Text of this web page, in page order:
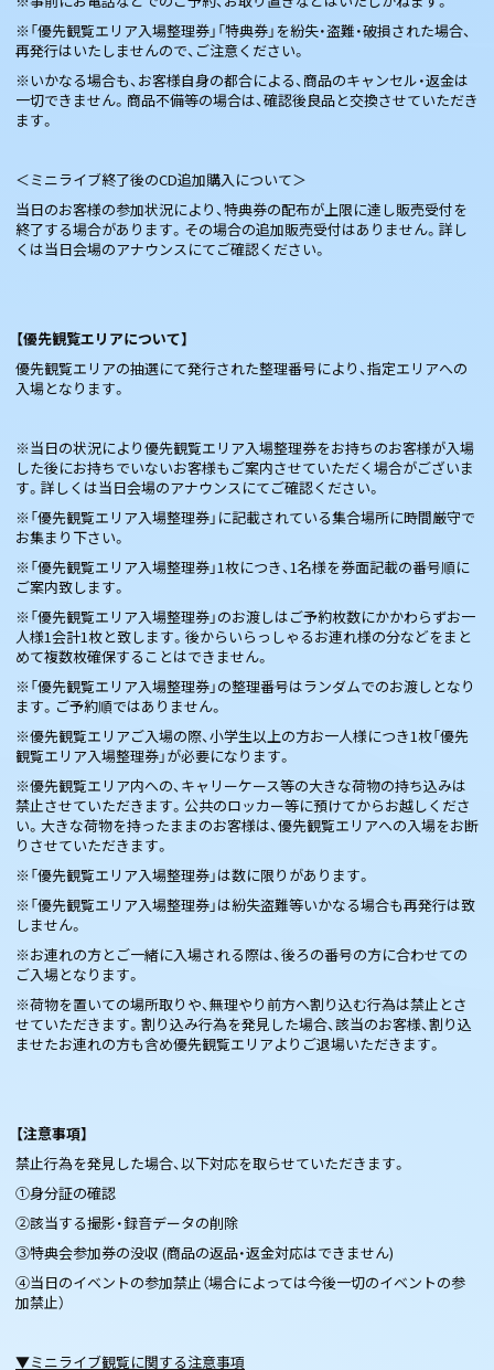
※「優先観覧エリア入場整理券」「特典券」を紛失・盗難・破損された場合、
再発行はいたしませんので、ご注意ください。
※いかなる場合も、お客様自身の都合による、商品のキャンセル・返金は
一切できません。商品不備等の場合は、確認後良品と交換させていただき
ます。
＜ミニライブ終了後のCD追加購入について＞
当日のお客様の参加状況により、特典券の配布が上限に達し販売受付を
終了する場合があります。その場合の追加販売受付はありません。詳し
くは当日会場のアナウンスにてご確認ください。
【優先観覧エリアについて】
優先観覧エリアの抽選にて発行された整理番号により、指定エリアへの
入場となります。
※当日の状況により優先観覧エリア入場整理券をお持ちのお客様が入場
した後にお持ちでいないお客様もご案内させていただく場合がございま
す。詳しくは当日会場のアナウンスにてご確認ください。
※「優先観覧エリア入場整理券」に記載されている集合場所に時間厳守で
お集まり下さい。
※「優先観覧エリア入場整理券」1枚につき、1名様を券面記載の番号順に
ご案内致します。
※「優先観覧エリア入場整理券」のお渡しはご予約枚数にかかわらずお一
人様1会計1枚と致します。後からいらっしゃるお連れ様の分などをまと
めて複数枚確保することはできません。
※「優先観覧エリア入場整理券」の整理番号はランダムでのお渡しとなり
ます。ご予約順ではありません。
※優先観覧エリアご入場の際、小学生以上の方お一人様につき1枚「優先
観覧エリア入場整理券」が必要になります。
※優先観覧エリア内への、キャリーケース等の大きな荷物の持ち込みは
禁止させていただきます。公共のロッカー等に預けてからお越しくださ
い。大きな荷物を持ったままのお客様は、優先観覧エリアへの入場をお断
りさせていただきます。
※「優先観覧エリア入場整理券」は数に限りがあります。
※「優先観覧エリア入場整理券」は紛失盗難等いかなる場合も再発行は致
しません。
※お連れの方とご一緒に入場される際は、後ろの番号の方に合わせての
ご入場となります。
※荷物を置いての場所取りや、無理やり前方へ割り込む行為は禁止とさ
せていただきます。割り込み行為を発見した場合、該当のお客様、割り込
ませたお連れの方も含め優先観覧エリアよりご退場いただきます。
【注意事項】
禁止行為を発見した場合、以下対応を取らせていただきます。
①身分証の確認
②該当する撮影・録音データの削除
③特典会参加券の没収 (商品の返品・返金対応はできません)
④当日のイベントの参加禁止（場合によっては今後一切のイベントの参
加禁止）
▼ミニライブ観覧に関する注意事項